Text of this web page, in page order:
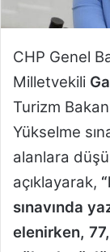
CHP Genel
Milletvekili
Turizm
Yükselme
alanlara
açıklayarak,
sınavında
elenirken,